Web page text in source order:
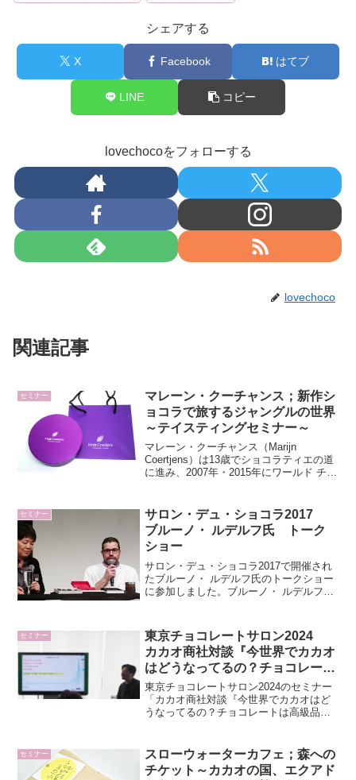
シェアする
X Facebook はてブ
LINE コピー
lovechocoをフォローする
lovechoco
関連記事
セミナー
マレーン・クーチャンス；新作シ
ョコラで旅するジャングルの世界
～テイスティングセミナー～
マレーン・クーチャンス（Marijn
Coertjens）は13歳でショコラティエの道
に進み、2007年・2015年にワールド チョ
ンシュラ香港でシェフショコラ...
セミナー
サロン・デュ・ショコラ2017
ブルーノ・ ルデルフ氏 トーク
ショー
サロン・デュ・ショコラ2017で開催され
たブルーノ・ ルデルフ氏のトークショー
に参加しました。ブルーノ・ ルデルフ
でテクニカル・ディレクターとして活
躍。2...
セミナー
東京チョコレートサロン2024
カカオ商社対談『今世界でカカオ
はどうなってるの？チョコレート
は高級品になっちゃうの？』
東京チョコレートサロン2024のセミナー
「カカオ商社対談『今世界でカカオはど
うなってるの？チョコレートは高級品に
た。登壇者は、生田 渉氏（株式会社立花
商店）、田中 良...
セミナー
スローウォーターカフェ；森への
チケット～カカオの国、エクアド